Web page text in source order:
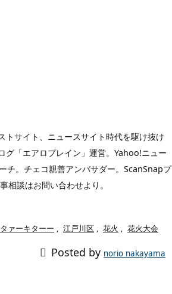
サイト、ニュースサイト時代を駆け抜け
グ「エアロプレイン」運営。Yahoo!ニュー
チ。チェコ親善アンバサダー。ScanSnapプ
相談はお問い合わせより。
ァーキターー , 江戸川区 , 花火 , 花火大会
 Posted by norio nakayama